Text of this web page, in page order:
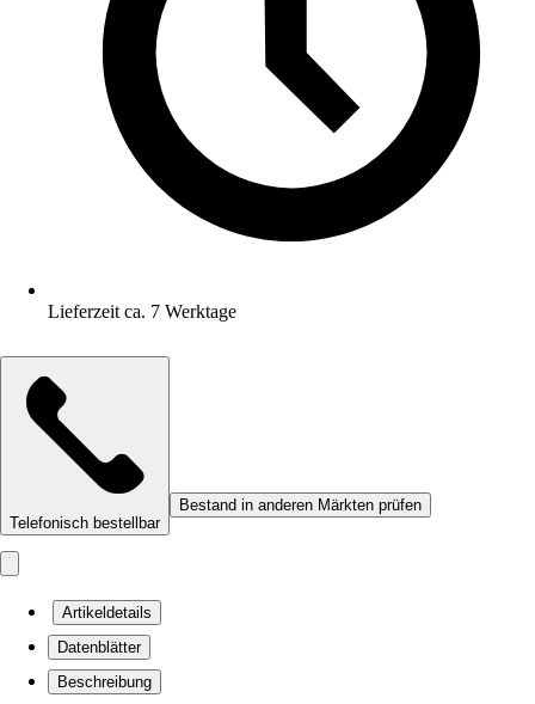
Lieferzeit ca. 7 Werktage
Telefonisch bestellbar
Bestand in anderen Märkten prüfen
Artikeldetails
Datenblätter
Beschreibung